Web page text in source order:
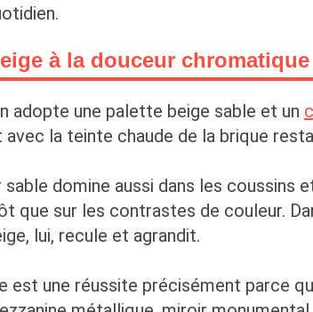
à la douceur chromatique
adopte une palette beige sable et un
la teinte chaude de la brique
domine aussi dans les coussins
que sur les contrastes de couleur.
lui, recule et agrandit.
est une réussite précisément parce